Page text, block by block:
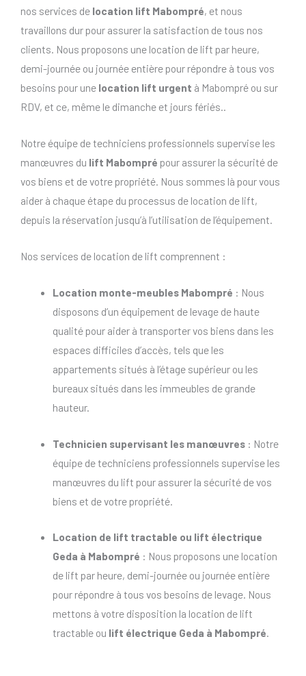
nos services de location lift Mabompré, et nous
travaillons dur pour assurer la satisfaction de tous nos
clients. Nous proposons une location de lift par heure,
demi-journée ou journée entière pour répondre à tous vos
besoins pour une location lift urgent à Mabompré ou sur
RDV, et ce, même le dimanche et jours fériés..
Notre équipe de techniciens professionnels supervise les
manœuvres du lift Mabompré pour assurer la sécurité de
vos biens et de votre propriété. Nous sommes là pour vous
aider à chaque étape du processus de location de lift,
depuis la réservation jusqu’à l’utilisation de l’équipement.
Nos services de location de lift comprennent :
Location monte-meubles Mabompré : Nous
disposons d’un équipement de levage de haute
qualité pour aider à transporter vos biens dans les
espaces difficiles d’accès, tels que les
appartements situés à l’étage supérieur ou les
bureaux situés dans les immeubles de grande
hauteur.
Technicien supervisant les manœuvres: Notre
équipe de techniciens professionnels supervise les
manœuvres du lift pour assurer la sécurité de vos
biens et de votre propriété.
Location de lift tractable ou lift électrique
Geda à Mabompré : Nous proposons une location
de lift par heure, demi-journée ou journée entière
pour répondre à tous vos besoins de levage. Nous
mettons à votre disposition la location de lift
tractable ou lift électrique Geda à Mabompré.